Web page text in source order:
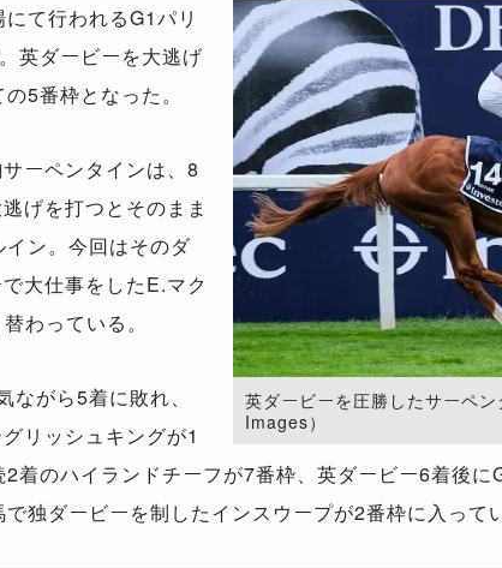
英ダービーを圧勝したサーペ
Images）
て行われるG1パリ
英ダービーを大逃げ
5番枠となった。
ーペンタインは、8
げを打つとそのまま
ン。今回はそのダ
大仕事をしたE.マク
わっている。
がら5着に敗れ、
リッシュキングが1
着のハイランドチーフが7番枠、英ダービー6着後
独ダービーを制したインスウープが2番枠に入って